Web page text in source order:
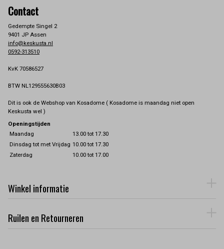
Contact
Gedempte Singel 2
9401 JP Assen
info@keskusta.nl
0592-313510
KvK 70586527
BTW NL129555630B03
Dit is ook de Webshop van Kosadome ( Kosadome is maandag niet open
Keskusta wel )
Openingstijden
Maandag
13.00 tot 17.30
Dinsdag tot met Vrijdag 10.00 tot 17.30
Zaterdag
10.00 tot 17.00
Winkel informatie
Ruilen en Retourneren